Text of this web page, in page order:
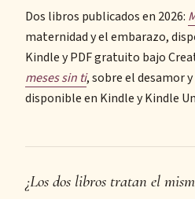
Dos libros publicados en 2026:
maternidad y el embarazo,
Kindle y PDF gratuito bajo
meses sin ti, sobre el desamor
disponible en Kindle y Kindle
¿Los dos libros tratan el